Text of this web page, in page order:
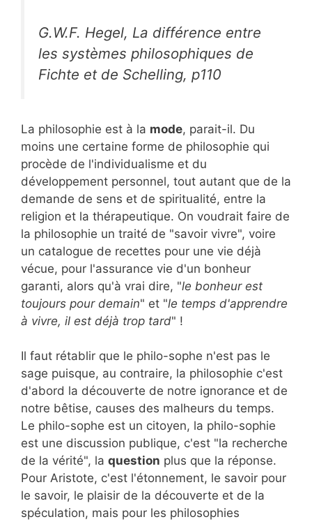
G.W.F. Hegel, La différence entre
les systèmes philosophiques de
Fichte et de Schelling, p110
La philosophie est à la mode, parait-il. Du
moins une certaine forme de philosophie qui
procède de l'individualisme et du
développement personnel, tout autant que de la
demande de sens et de spiritualité, entre la
religion et la thérapeutique. On voudrait faire de
la philosophie un traité de "savoir vivre", voire
un catalogue de recettes pour une vie déjà
vécue, pour l'assurance vie d'un bonheur
garanti, alors qu'à vrai dire, "le bonheur est
toujours pour demain" et "le temps d'apprendre
à vivre, il est déjà trop tard" !
Il faut rétablir que le philo-sophe n'est pas le
sage puisque, au contraire, la philosophie c'est
d'abord la découverte de notre ignorance et de
notre bêtise, causes des malheurs du temps.
Le philo-sophe est un citoyen, la philo-sophie
est une discussion publique, c'est "la recherche
de la vérité", la question plus que la réponse.
Pour Aristote, c'est l'étonnement, le savoir pour
le savoir, le plaisir de la découverte et de la
spéculation, mais pour les philosophies